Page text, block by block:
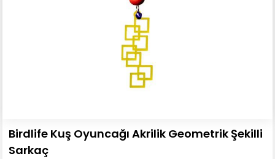
Birdlife Kuş Oyuncağı Akrilik Geometrik Şekilli
Sarkaç